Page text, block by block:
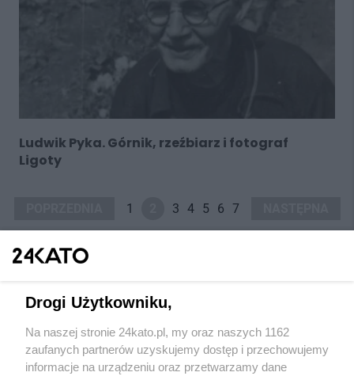
Ludwik Pyka. Górnik, rzeźbiarz i fotograf
Ligoty
1 3 4 5 6 7
Wydawca mediów lokalnych
Drogi Użytkowniku,
Na naszej stronie 24kato.pl, my oraz naszych 1162
zaufanych partnerów uzyskujemy dostęp i przechowujemy
informacje na urządzeniu oraz przetwarzamy dane